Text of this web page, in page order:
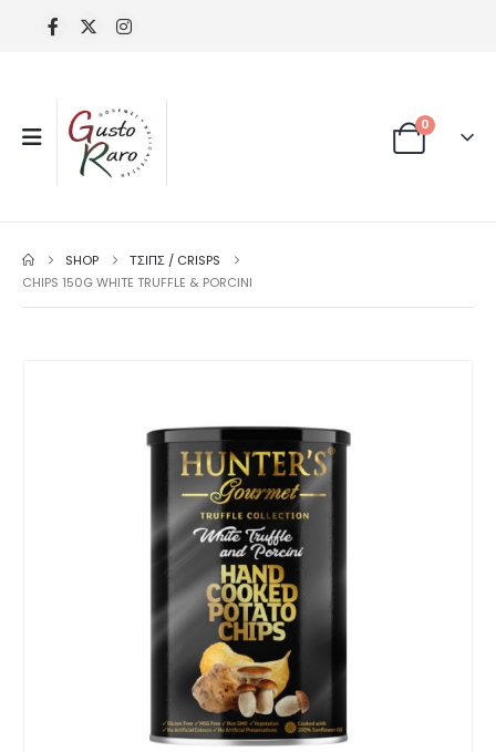
0
SHOP
ΤΣΙΠΣ / CRISPS
CHIPS 150G WHITE TRUFFLE & PORCINI